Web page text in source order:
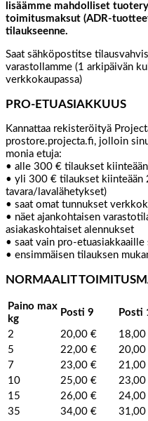
lisäämme mahdolliset
toimitusmaksut (ADR-
tilaukseenne.
Saat sähköpostitse
varastollamme (1 arkipäivän
verkkokaupassa)
PRO-ETUASIAKKUUS
Kannattaa rekisteröityä
prostore.projecta.fi, jolloin
monia etuja:
• alle 300 € tilaukset
• yli 300 € tilaukset kiinteään
tavara/lavalähetykset)
• saat omat tunnukset
• näet ajankohtaisen
asiakaskohtaiset alennukset
• saat vain pro-
• ensimmäisen tilauksen
NORMAALIT
Paino max
kg
Posti 9 Posti
2 20,00 € 18,00
5
22,00 € 20,00
7
23,00 € 21,00
10
25,00 € 23,00
15
26,00 € 24,00
35
34,00 € 31,00